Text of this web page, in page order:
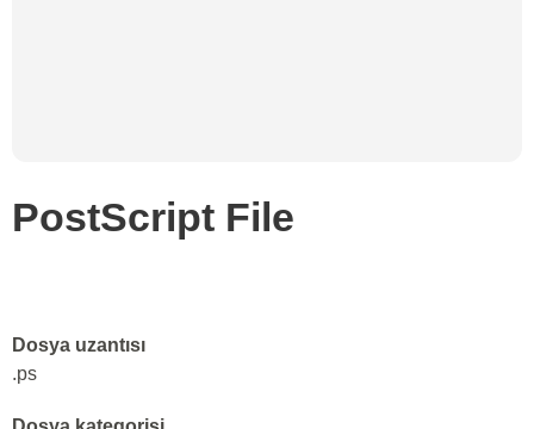
PostScript File
Dosya uzantısı
.ps